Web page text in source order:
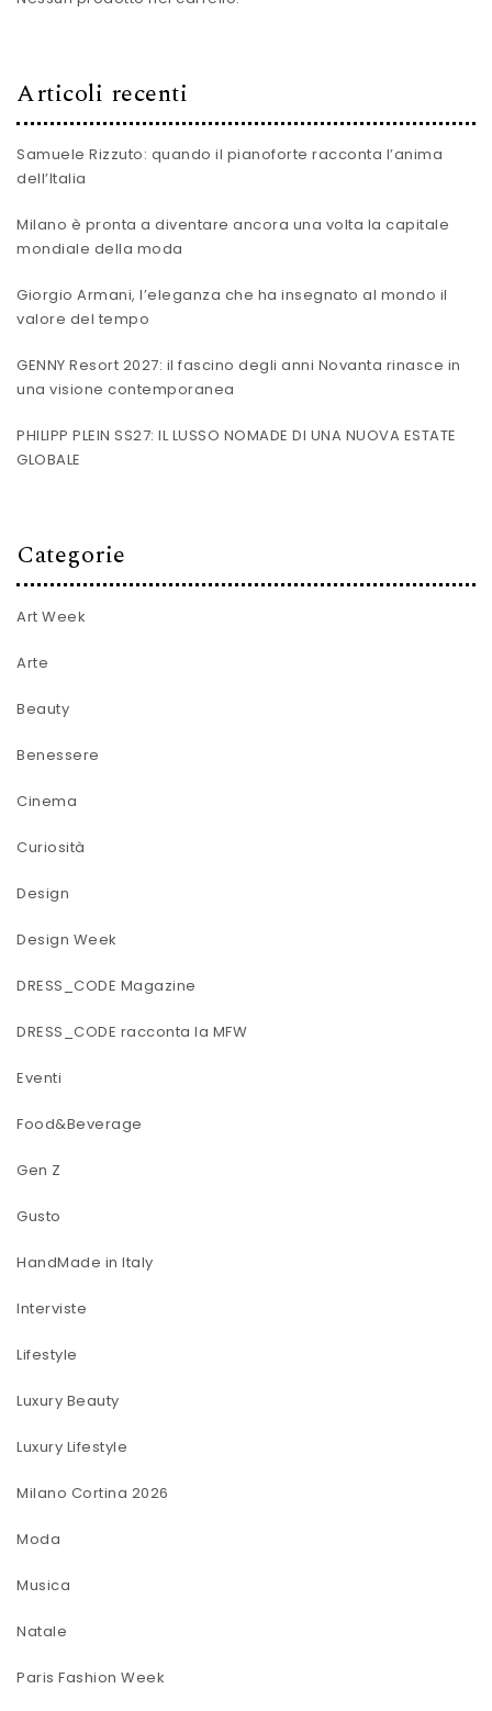
Articoli recenti
Samuele Rizzuto: quando il pianoforte racconta l’anima
dell’Italia
Milano è pronta a diventare ancora una volta la capitale
mondiale della moda
Giorgio Armani, l’eleganza che ha insegnato al mondo il
valore del tempo
GENNY Resort 2027: il fascino degli anni Novanta rinasce in
una visione contemporanea
PHILIPP PLEIN SS27: IL LUSSO NOMADE DI UNA NUOVA ESTATE
GLOBALE
Categorie
Art Week
Arte
Beauty
Benessere
Cinema
Curiosità
Design
Design Week
DRESS_CODE Magazine
DRESS_CODE racconta la MFW
Eventi
Food&Beverage
Gen Z
Gusto
HandMade in Italy
Interviste
Lifestyle
Luxury Beauty
Luxury Lifestyle
Milano Cortina 2026
Moda
Musica
Natale
Paris Fashion Week